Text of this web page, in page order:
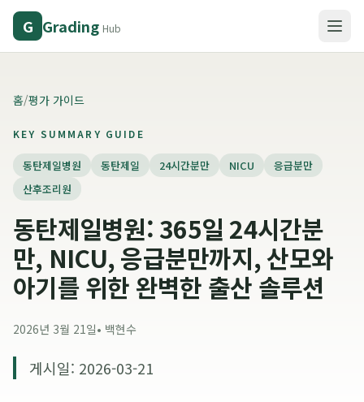
G Grading Hub
홈/평가 가이드
KEY SUMMARY GUIDE
동탄제일병원 동탄제일 24시간분만 NICU
응급분만
산후조리원
동탄제일병원: 365일 24시간분
만, NICU, 응급분만까지, 산모와
아기를 위한 완벽한 출산 솔루션
2026년 3월 21일• 백현수
게시일: 2026-03-21